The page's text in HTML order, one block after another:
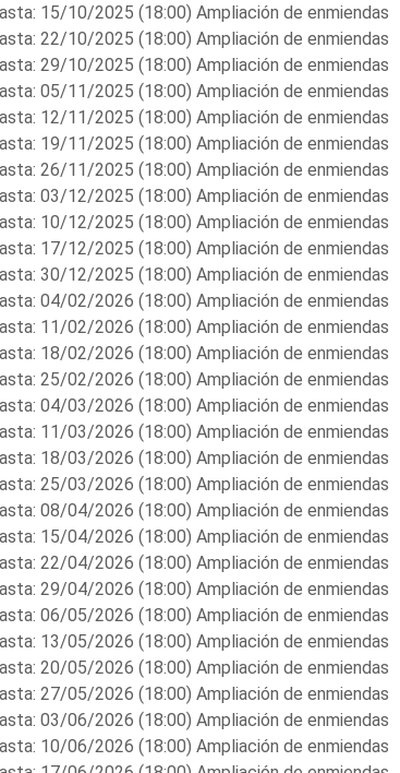
15/10/2025 (18:00) Ampliación de enmiendas
22/10/2025 (18:00) Ampliación de enmiendas
29/10/2025 (18:00) Ampliación de enmiendas
05/11/2025 (18:00) Ampliación de enmiendas
12/11/2025 (18:00) Ampliación de enmiendas
19/11/2025 (18:00) Ampliación de enmiendas
26/11/2025 (18:00) Ampliación de enmiendas
03/12/2025 (18:00) Ampliación de enmiendas
10/12/2025 (18:00) Ampliación de enmiendas
17/12/2025 (18:00) Ampliación de enmiendas
30/12/2025 (18:00) Ampliación de enmiendas
04/02/2026 (18:00) Ampliación de enmiendas
11/02/2026 (18:00) Ampliación de enmiendas
18/02/2026 (18:00) Ampliación de enmiendas
25/02/2026 (18:00) Ampliación de enmiendas
04/03/2026 (18:00) Ampliación de enmiendas
11/03/2026 (18:00) Ampliación de enmiendas
18/03/2026 (18:00) Ampliación de enmiendas
25/03/2026 (18:00) Ampliación de enmiendas
08/04/2026 (18:00) Ampliación de enmiendas
15/04/2026 (18:00) Ampliación de enmiendas
22/04/2026 (18:00) Ampliación de enmiendas
29/04/2026 (18:00) Ampliación de enmiendas
06/05/2026 (18:00) Ampliación de enmiendas
13/05/2026 (18:00) Ampliación de enmiendas
20/05/2026 (18:00) Ampliación de enmiendas
27/05/2026 (18:00) Ampliación de enmiendas
03/06/2026 (18:00) Ampliación de enmiendas
10/06/2026 (18:00) Ampliación de enmiendas